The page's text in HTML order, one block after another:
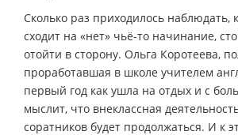
Сколько раз приходилось наблюдать,
сходит на «нет» чьё-то начинание,
отойти в сторону. Ольга Коротеева,
проработавшая в школе учителем
первый год как ушла на отдых и с
мыслит, что внеклассная
соратников будет продолжаться. И к